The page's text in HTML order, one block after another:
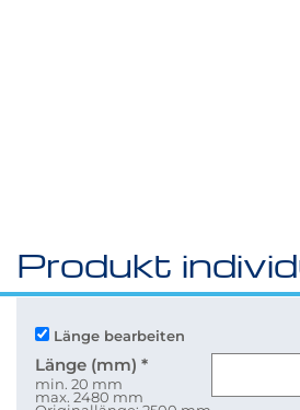
Produkt
Länge bearbeiten
Länge (mm)*
min. 20 mm
max. 2480 mm